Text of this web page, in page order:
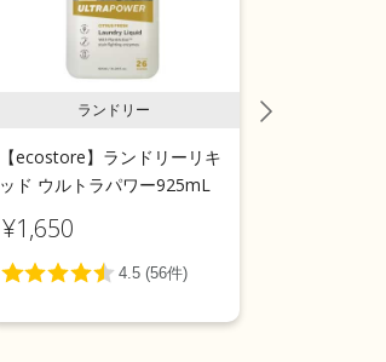
ランドリー
【ecostore】ランドリーリキ
ッド ウルトラパワー925mL
¥1,650